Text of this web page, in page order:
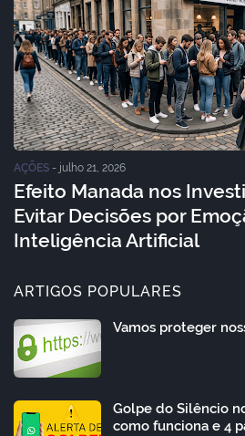
AÇÕES - julho 21, 2026
Efeito Manada nos
Evitar Decisões por
Inteligência Artificial
ARTIGOS POPULARES
Vamos proteger
Golpe do Silêncio
como funciona e 4